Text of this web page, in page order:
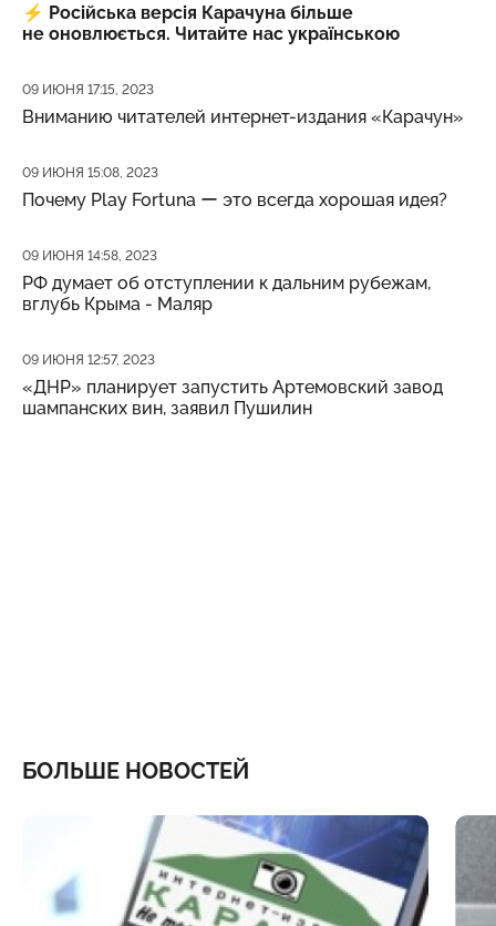
⚡️ Російська версія Карачуна більше
не оновлюється. Читайте нас українською
Дата публикации
09 ИЮНЯ 17:15, 2023
Вниманию читателей интернет-издания «Карачун»
Дата публикации
09 ИЮНЯ 15:08, 2023
Почему Play Fortuna ー это всегда хорошая идея?
Дата публикации
09 ИЮНЯ 14:58, 2023
РФ думает об отступлении к дальним рубежам,
вглубь Крыма - Маляр
Дата публикации
09 ИЮНЯ 12:57, 2023
«ДНР» планирует запустить Артемовский завод
шампанских вин, заявил Пушилин
БОЛЬШЕ НОВОСТЕЙ